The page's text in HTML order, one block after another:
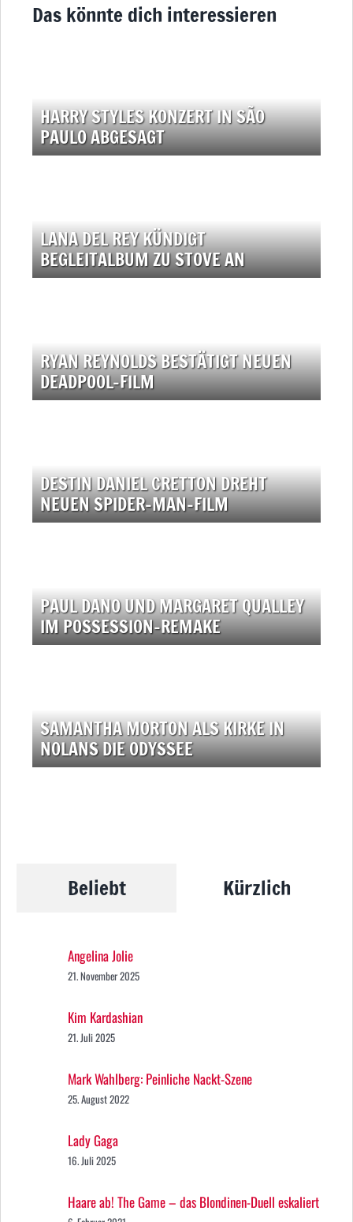
Das könnte dich interessieren
HARRY STYLES KONZERT IN SÃO
PAULO ABGESAGT
LANA DEL REY KÜNDIGT
BEGLEITALBUM ZU STOVE AN
RYAN REYNOLDS BESTÄTIGT NEUEN
DEADPOOL-FILM
DESTIN DANIEL CRETTON DREHT
NEUEN SPIDER-MAN-FILM
PAUL DANO UND MARGARET QUALLEY
IM POSSESSION-REMAKE
SAMANTHA MORTON ALS KIRKE IN
NOLANS DIE ODYSSEE
Beliebt Kürzlich
Angelina Jolie
21. November 2025
Kim Kardashian
21. Juli 2025
Mark Wahlberg: Peinliche Nackt-Szene
25. August 2022
Lady Gaga
16. Juli 2025
Haare ab! The Game – das Blondinen-Duell eskaliert